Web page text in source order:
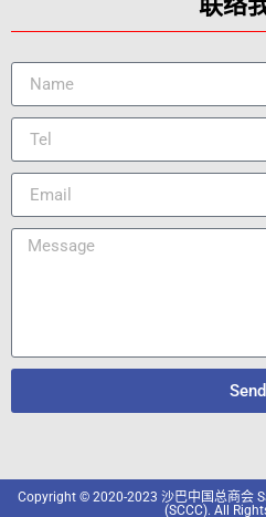
Send
Copyright © 2020-2023 沙巴中国总商会
(SCCC). All